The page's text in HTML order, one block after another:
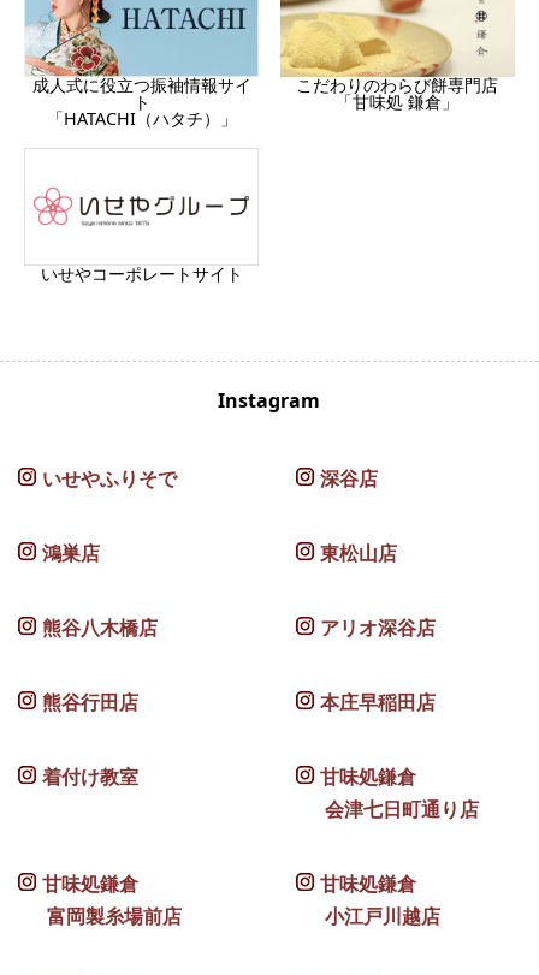
成人式に役立つ振袖情報サイ
ト
「HATACHI（ハタチ）」
こだわりのわらび餅専門店
「甘味処 鎌倉」
いせやコーポレートサイト
Instagram
いせやふりそで 深谷店
鴻巣店 東松山店
熊谷八木橋店 アリオ深谷店
熊谷行田店 本庄早稲田店
着付け教室
甘味処鎌倉
会津七日町通り店
甘味処鎌倉
富岡製糸場前店
甘味処鎌倉
小江戸川越店